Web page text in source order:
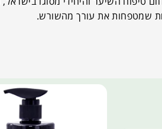
שמטפחות את עורך מהשורש.